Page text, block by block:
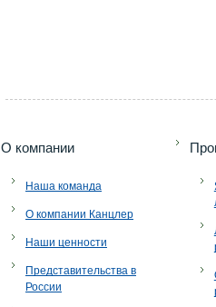
O компании
Наша команда
О компании Канцлер
Наши ценности
Представительства в
России